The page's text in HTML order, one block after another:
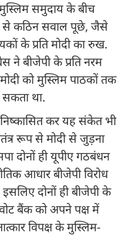
समुदाय के बीच
से कठिन सवाल पूछे, जैसे
के प्रति मोदी का रुख.
ने बीजेपी के प्रति नरम
को मुस्लिम पाठकों तक
था.
निष्कासित कर यह संकेत भी
रूप से मोदी से जुड़ना
दोनों ही यूपीए गठबंधन
आधार बीजेपी विरोध
दोनों ही बीजेपी के
बैंक को अपने पक्ष में
विपक्ष के मुस्लिम-